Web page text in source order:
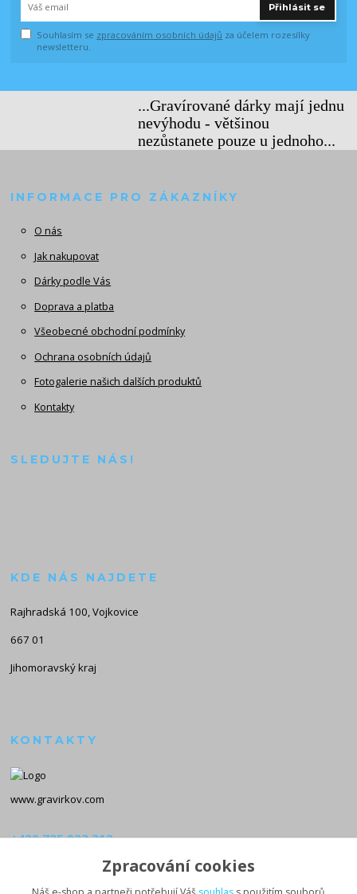
Přihlásit se
Souhlasím se zpracováním osobních údajů za účelem rozesílky
newsletteru.
...Gravírované dárky mají jednu
nevýhodu - většinou
nezůstanete pouze u jednoho...
INFORMACE PRO ZÁKAZNÍKY
O nás
Jak nakupovat
Dárky podle Vás
Doprava a platba
Všeobecné obchodní podmínky
Ochrana osobních údajů
Fotogalerie našich dalších produktů
Kontakty
SLEDUJTE NÁS!
KDE NÁS NAJDETE
Rajhradská 100, Vojkovice
667 01
Jihomoravský kraj
KONTAKTY
www.gravirkov.com
+420 735 923 312
info@gravirkov.com
Zpracování cookies